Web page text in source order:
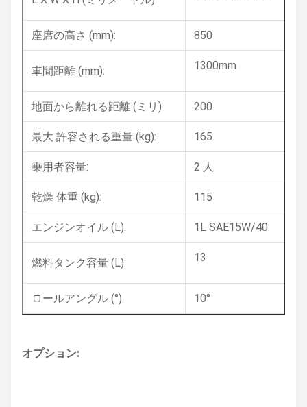
座席の高さ (mm): 850
車間距離 (mm): 1300mm
地面から離れる距離 (ミリ) 200
最大 許容される重量 (kg): 165
乗用者容量: 2 人
乾燥 体重 (kg): 115
エンジンオイル (L): 1L SAE15W/40
燃料タンク容量 (L): 13
ロールアングル (°) 10°
オプション: